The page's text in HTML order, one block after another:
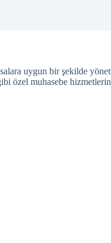
uygun bir şekilde
özel muhasebe